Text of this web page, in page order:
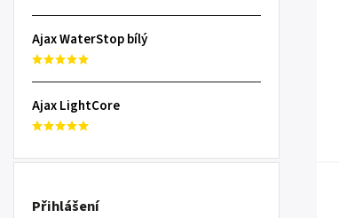
Ajax WaterStop bílý
Ajax LightCore
Přihlášení